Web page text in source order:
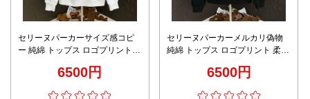
セリーヌパーカーサイズ感コピ
ー 純綿 トップス ロゴプリント
6500円
セリーヌパーカーメルカリ偽物
純綿 トップス ロゴプリント 柔軟
6500円